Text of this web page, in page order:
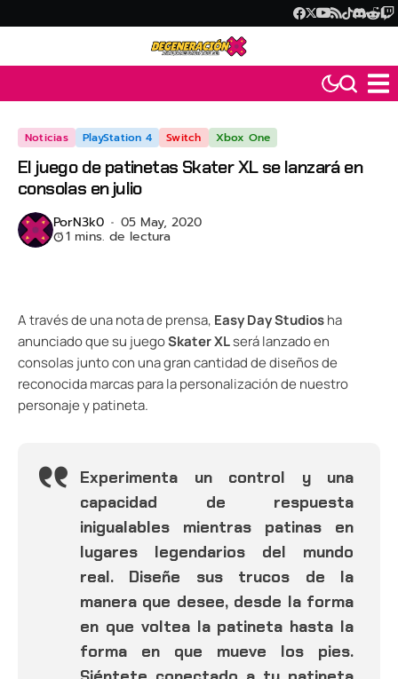
Noticias PlayStation 4 Switch Xbox One
El juego de patinetas Skater XL se lanzará en
consolas en julio
PorN3k0 05 May, 2020
1 mins. de lectura
A través de una nota de prensa, Easy Day Studiosha
anunciado que su juegoSkater XLserá lanzado en
consolas junto con una gran cantidad de diseños de
reconocida marcas para la personalización de nuestro
personaje y patineta.
Experimenta un control y una
capacidad de respuesta
inigualables mientras patinas en
lugares legendarios del mundo
real. Diseñe sus trucos de la
manera que desee, desde la forma
en que voltea la patineta hasta la
forma en que mueve los pies.